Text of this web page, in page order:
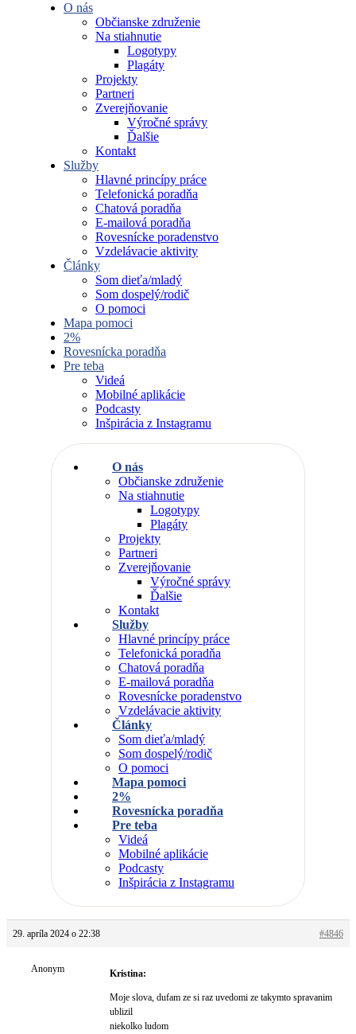
O nás
Občianske združenie
Na stiahnutie
Logotypy
Plagáty
Projekty
Partneri
Zverejňovanie
Výročné správy
Ďalšie
Kontakt
Služby
Hlavné princípy práce
Telefonická poradňa
Chatová poradňa
E-mailová poradňa
Rovesnícke poradenstvo
Vzdelávacie aktivity
Články
Som dieťa/mladý
Som dospelý/rodič
O pomoci
Mapa pomoci
2%
Rovesnícka poradňa
Pre teba
Videá
Mobilné aplikácie
Podcasty
Inšpirácia z Instagramu
O nás
Občianske združenie
Na stiahnutie
Logotypy
Plagáty
Projekty
Partneri
Zverejňovanie
Výročné správy
Ďalšie
Kontakt
Služby
Hlavné princípy práce
Telefonická poradňa
Chatová poradňa
E-mailová poradňa
Rovesnícke poradenstvo
Vzdelávacie aktivity
Články
Som dieťa/mladý
Som dospelý/rodič
O pomoci
Mapa pomoci
2%
Rovesnícka poradňa
Pre teba
Videá
Mobilné aplikácie
Podcasty
Inšpirácia z Instagramu
29. apríla 2024 o 22:38 #4846
Anonym Kristina:
Moje slova, dufam ze si raz uvedomi ze takymto spravanim
ublizil
niekolko ludom